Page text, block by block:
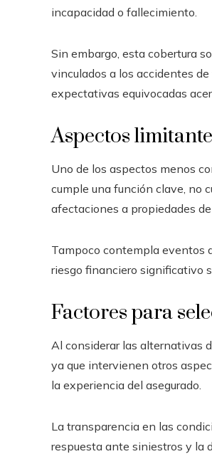
incapacidad o fallecimiento.
Sin embargo, esta cobertura
vinculados a los accidentes
expectativas equivocadas
Aspectos
Uno de los aspectos menos
cumple una función clave, no
afectaciones a propiedades
Tampoco contempla eventos
riesgo financiero significativo
Factores para
Al considerar las alternativas
ya que intervienen otros
la experiencia del asegurado.
La transparencia en las
respuesta ante siniestros y la